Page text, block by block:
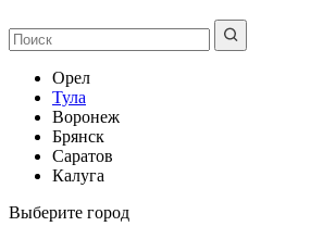
Орел
Тула
Воронеж
Брянск
Саратов
Калуга
Выберите город